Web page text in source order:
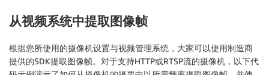
                {
                    "Name": "HEAD",
                    "Confidence": 99.98686218261719,
                    "EquipmentDetections": [
                        {
从视频系统中提取图像帧
根据您所使用的摄像机设置与视频管理系统，大家可以使用制造商
提供的SDK提取图像帧。对于支持HTTP或RTSP流的摄像机，以下代